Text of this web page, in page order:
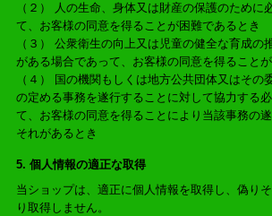
（２） 人の生命、身体又は財産の保護のために
て、お客様の同意を得ることが困難であるとき
（３） 公衆衛生の向上又は児童の健全な育成の
がある場合であって、お客様の同意を得ること
（４） 国の機関もしくは地方公共団体又はその
の定める事務を遂行することに対して協力する
て、お客様の同意を得ることにより当該事務の
それがあるとき
5. 個人情報の適正な取得
当ショップは、適正に個人情報を取得し、偽り
り取得しません。